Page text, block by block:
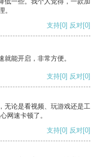
。
支持[0] 反对[0]
能开启，非常方便。
支持[0] 反对[0]
无论是看视频、玩游戏还是工
网速卡顿了。
支持[0] 反对[0]